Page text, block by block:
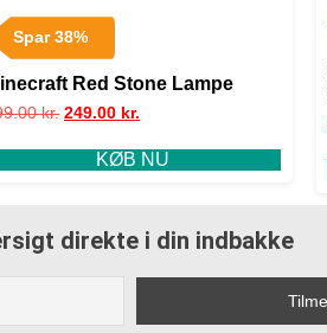
Spar 38%
Red Stone Lampe
kr. 249.00 kr.
KØB NU
direkte i din indbakke